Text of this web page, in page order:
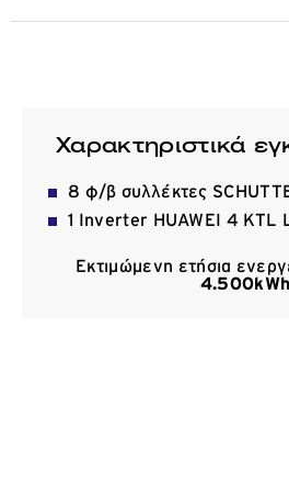
Νέα
Χαρακτηριστικά
8 φ/β συλλέκτες
1 Inverter HUAWEI 4 KTL
Εκτιμώμενη ετήσια
4.500kWh